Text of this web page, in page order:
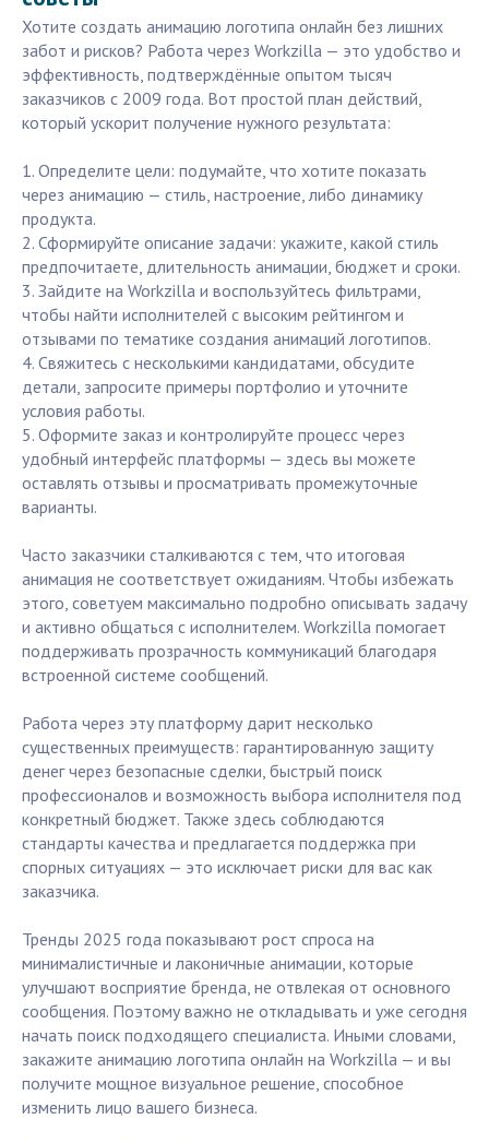
Хотите создать анимацию логотипа онлайн без лишних
забот и рисков? Работа через Workzilla — это удобство и
эффективность, подтверждённые опытом тысяч
заказчиков с 2009 года. Вот простой план действий,
который ускорит получение нужного результата:
1. Определите цели: подумайте, что хотите показать
через анимацию — стиль, настроение, либо динамику
продукта.
2. Сформируйте описание задачи: укажите, какой стиль
предпочитаете, длительность анимации, бюджет и сроки.
3. Зайдите на Workzilla и воспользуйтесь фильтрами,
чтобы найти исполнителей с высоким рейтингом и
отзывами по тематике создания анимаций логотипов.
4. Свяжитесь с несколькими кандидатами, обсудите
детали, запросите примеры портфолио и уточните
условия работы.
5. Оформите заказ и контролируйте процесс через
удобный интерфейс платформы — здесь вы можете
оставлять отзывы и просматривать промежуточные
варианты.
Часто заказчики сталкиваются с тем, что итоговая
анимация не соответствует ожиданиям. Чтобы избежать
этого, советуем максимально подробно описывать задачу
и активно общаться с исполнителем. Workzilla помогает
поддерживать прозрачность коммуникаций благодаря
встроенной системе сообщений.
Работа через эту платформу дарит несколько
существенных преимуществ: гарантированную защиту
денег через безопасные сделки, быстрый поиск
профессионалов и возможность выбора исполнителя под
конкретный бюджет. Также здесь соблюдаются
стандарты качества и предлагается поддержка при
спорных ситуациях — это исключает риски для вас как
заказчика.
Тренды 2025 года показывают рост спроса на
минималистичные и лаконичные анимации, которые
улучшают восприятие бренда, не отвлекая от основного
сообщения. Поэтому важно не откладывать и уже сегодня
начать поиск подходящего специалиста. Иными словами,
закажите анимацию логотипа онлайн на Workzilla — и вы
получите мощное визуальное решение, способное
изменить лицо вашего бизнеса.